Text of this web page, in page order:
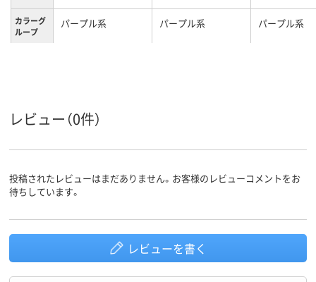
カラーグ
ループ
パープル系 パープル系 パープル系
レビュー（0件）
投稿されたレビューはまだありません。お客様のレビューコメントをお
待ちしています。
レビューを書く